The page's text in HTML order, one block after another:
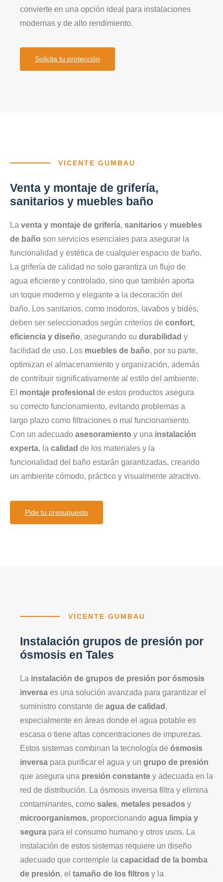
convierte en una opción ideal para instalaciones
modernas y de alto rendimiento.
Solicita tu protección
VICENTE GUMBAU
Venta y montaje de grifería,
sanitarios y muebles baño
La venta y montaje de grifería, sanitarios y muebles
de baño son servicios esenciales para asegurar la
funcionalidad y estética de cualquier espacio de baño.
La grifería de calidad no solo garantiza un flujo de
agua eficiente y controlado, sino que también aporta
un toque moderno y elegante a la decoración del
baño. Los sanitarios, como inodoros, lavabos y bidés,
deben ser seleccionados según criterios de confort,
eficiencia y diseño, asegurando su durabilidad y
facilidad de uso. Los muebles de baño, por su parte,
optimizan el almacenamiento y organización, además
de contribuir significativamente al estilo del ambiente.
El montaje profesional de estos productos asegura
su correcto funcionamiento, evitando problemas a
largo plazo como filtraciones o mal funcionamiento.
Con un adecuado asesoramiento y una instalación
experta, la calidad de los materiales y la
funcionalidad del baño estarán garantizadas, creando
un ambiente cómodo, práctico y visualmente atractivo.
Pide tu presupuesto
VICENTE GUMBAU
Instalación grupos de presión por
ósmosis en Tales
La instalación de grupos de presión por ósmosis
inversa es una solución avanzada para garantizar el
suministro constante de agua de calidad ,
especialmente en áreas donde el agua potable es
escasa o tiene altas concentraciones de impurezas.
Estos sistemas combinan la tecnología de ósmosis
inversa para purificar el agua y un grupo de presión
que asegura una presión constante y adecuada en la
red de distribución. La ósmosis inversa filtra y elimina
contaminantes, como sales, metales pesados y
microorganismos, proporcionando agua limpia y
segura para el consumo humano y otros usos. La
instalación de estos sistemas requiere un diseño
adecuado que contemple la capacidad de la bomba
de presión, el tamaño de los filtros y la